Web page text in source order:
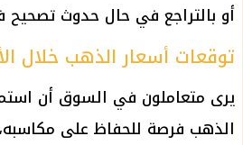
أو بالتراجع في حال حدوث تصحيح
توقعات أسعار الذهب خلال
يرى متعاملون في السوق أن
الذهب فرصة للحفاظ على